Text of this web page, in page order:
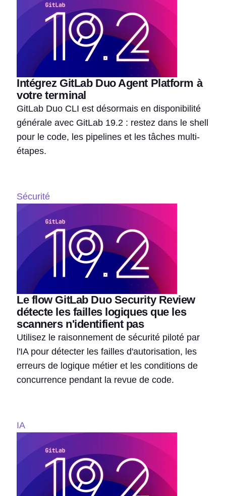
Intégrez GitLab Duo Agent Platform à
votre terminal
GitLab Duo CLI est désormais en disponibilité
générale avec GitLab 19.2 : restez dans le shell
pour le code, les pipelines et les tâches multi-
étapes.
Sécurité
Le flow GitLab Duo Security Review
détecte les failles logiques que les
scanners n'identifient pas
Utilisez le raisonnement de sécurité piloté par
l'IA pour détecter les failles d'autorisation, les
erreurs de logique métier et les conditions de
concurrence pendant la revue de code.
IA